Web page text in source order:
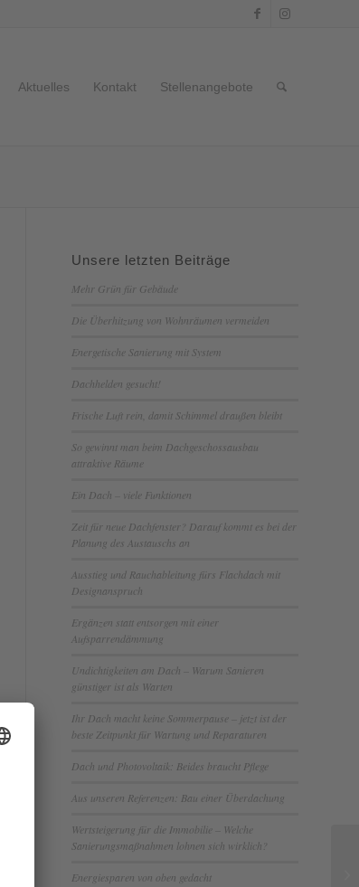
Aktuelles Kontakt Stellenangebote
Unsere letzten Beiträge
Mehr Grün für Gebäude
Die Überhitzung von Wohnräumen vermeiden
Energetische Sanierung mit System
Dachhelden gesucht!
Frische Luft rein, damit Schimmel draußen bleibt
So gewinnt man beim Dachgeschossausbau
attraktive Räume
Ein Dach – viele Funktionen
Zeit für neue Dachfenster? Darauf kommt es bei der
Planung des Austauschs an
Ausstieg und Rauchableitung fürs Flachdach mit
Designanspruch
Ergänzen statt entsorgen mit einer
Aufsparrendämmung
Undichtigkeiten am Dach – Warum Sanieren
günstiger ist als Warten
Ihr Dach macht keine Sommerpause – jetzt ist der
beste Zeitpunkt für Wartung und Reparaturen
Dach und Photovoltaik: Beides braucht Pflege
Aus unseren Referenzen: Bau einer Überdachung
Wertsteigerung für die Immobilie – Welche
Sanierungsmaßnahmen lohnen sich wirklich?
Energiesparen von oben gedacht